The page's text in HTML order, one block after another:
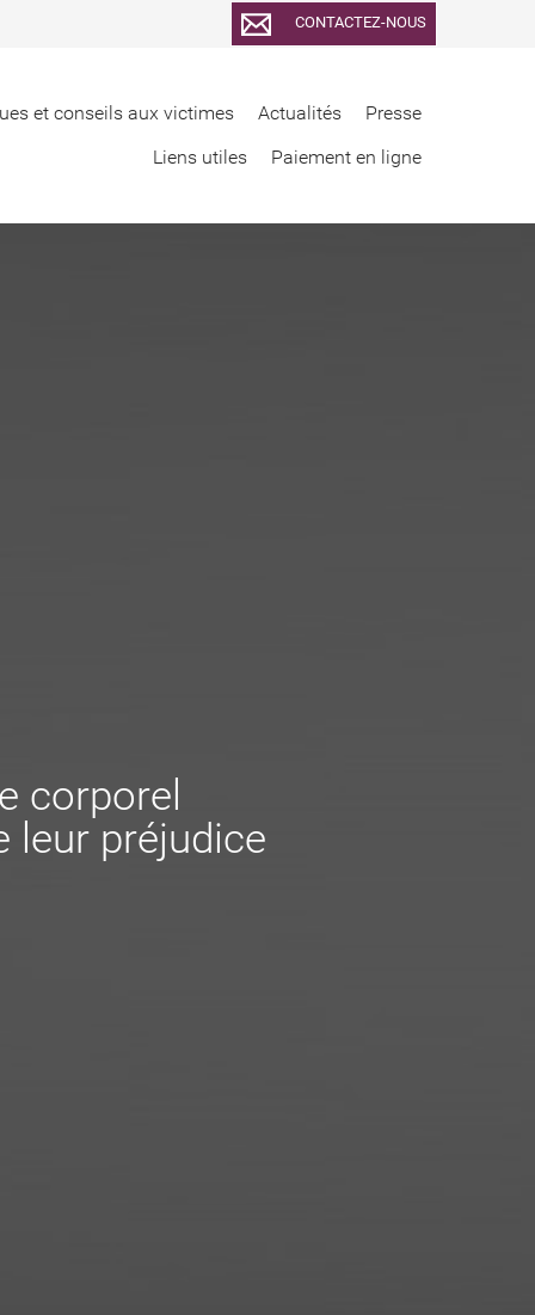
et conseils aux victimes Actualités
Presse
Liens utiles
Paiement en ligne
CONTACTEZ-NOUS
corporel
leur préjudice